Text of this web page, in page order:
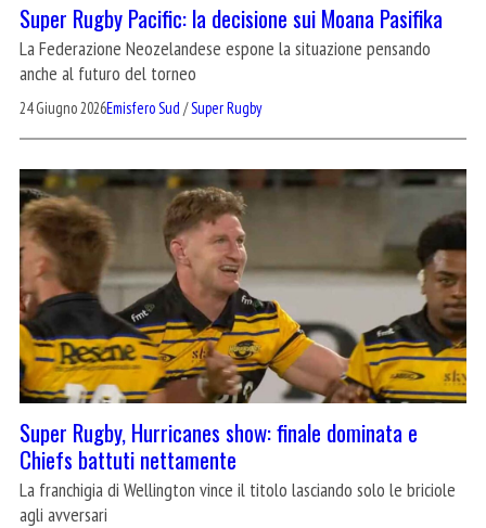
Super Rugby Pacific: la decisione sui Moana Pasifika
La Federazione Neozelandese espone la situazione pensando
anche al futuro del torneo
24 Giugno 2026Emisfero Sud /Super Rugby
Super Rugby, Hurricanes show: finale dominata e
Chiefs battuti nettamente
La franchigia di Wellington vince il titolo lasciando solo le briciole
agli avversari